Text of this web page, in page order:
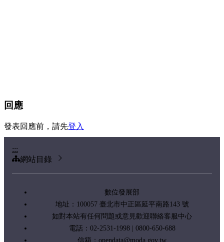
回應
發表回應前，請先登入
:::
網站目錄
數位發展部
地址：100057 臺北市中正區延平南路143 號
如對本站有任何問題或意見歡迎聯絡客服中心
電話：02-2531-1998 | 0800-650-688
信箱： opendata@moda.gov.tw